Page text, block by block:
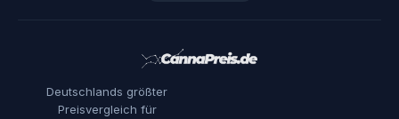
Deutschlands größter
Preisvergleich für